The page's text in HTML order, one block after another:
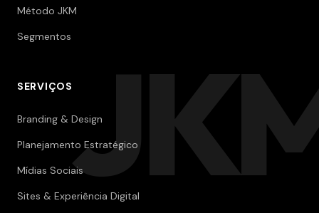
Método JKM
Segmentos
SERVIÇOS
Branding & Design
Planejamento Estratégico
Mídias Sociais
Sites & Experiência Digital